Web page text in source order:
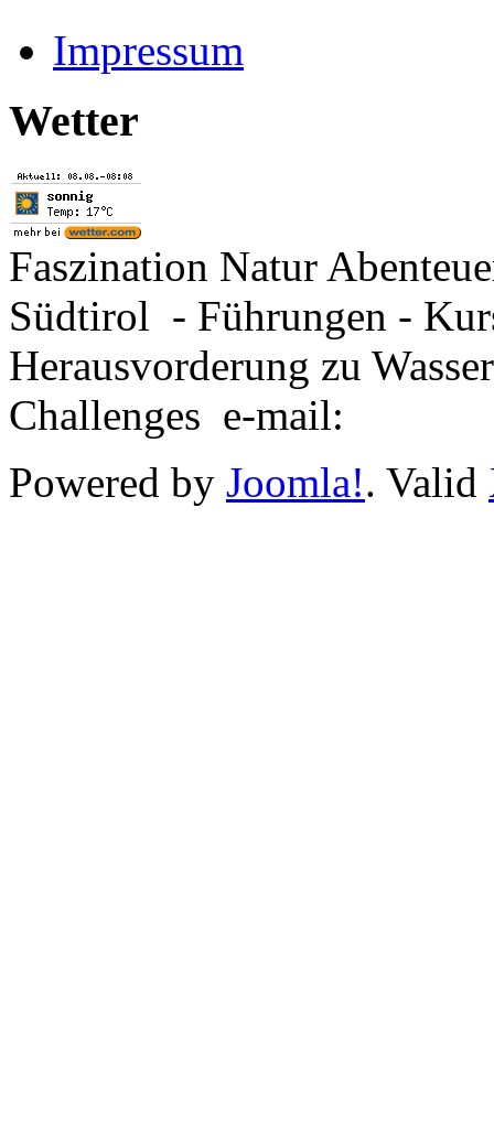
Impressum
Wetter
Faszination Natur
Südtirol - Führungen -
Herausvorderung zu
Challenges e-mail:
Powered by Joomla!. Valid